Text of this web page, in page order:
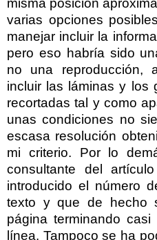
misma posición
varias opciones
manejar incluir la
pero eso habría sido
no una reproducción,
incluir las láminas y los
recortadas tal y como
unas condiciones no
escasa resolución
mi criterio. Por lo
consultante del
introducido el número
texto y que de hecho
página terminando
línea. Tampoco se ha